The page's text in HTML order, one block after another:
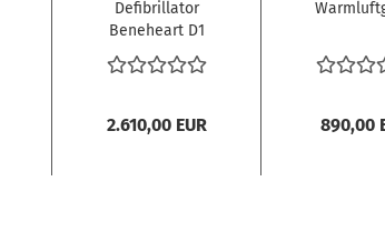
Defibrillator
Beneheart D1
Pro
2.610,00 EUR 890,00